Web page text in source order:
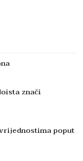
znači
poput